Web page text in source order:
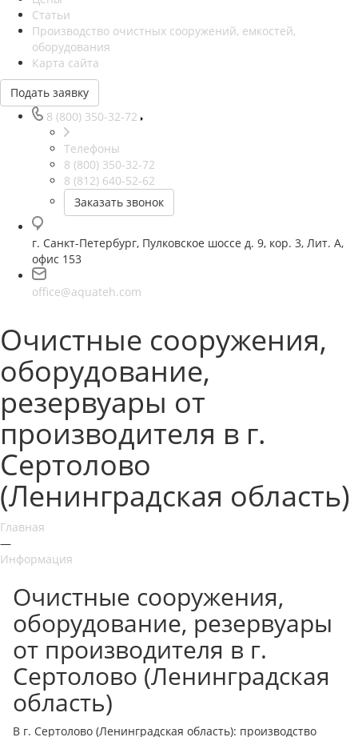
Статьи
Производство очистных сооружений, емкостей,
оборудования
Карта сайта
Подать заявку
8 (800) 350-32-72
Телефоны
8 (800) 350-32-72
8 (812) 640-52-62
Заказать звонок
г. Санкт-Петербург, Пулковское шоссе д. 9, кор. 3, Лит. А,
офис 153
office@aquateh.com
Очистные сооружения,
оборудование,
резервуары от
производителя в г.
Сертолово
(Ленинградская область)
Главная
—
Информация
Очистные сооружения,
оборудование, резервуары
от производителя в г.
Сертолово (Ленинградская
область)
В г. Сертолово (Ленинградская область): производство